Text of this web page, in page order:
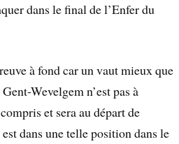
dans le final de l’Enfer du
à fond car un vaut mieux que
Wevelgem n’est pas à
et sera au départ de
dans une telle position dans le